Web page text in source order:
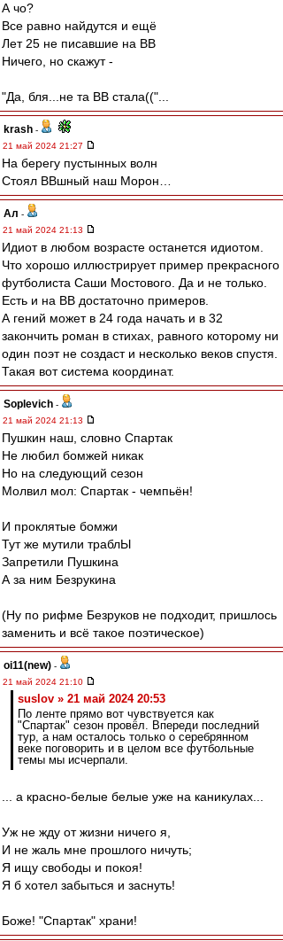
А чо?
Все равно найдутся и ещё
Лет 25 не писавшие на ВВ
Ничего, но скажут -
"Да, бля...не та ВВ стала(("...
krash -
21 май 2024 21:27
На берегу пустынных волн
Стоял ВВшный наш Морон…
Ал -
21 май 2024 21:13
Идиот в любом возрасте останется идиотом.
Что хорошо иллюстрирует пример прекрасного
футболиста Саши Мостового. Да и не только.
Есть и на ВВ достаточно примеров.
А гений может в 24 года начать и в 32
закончить роман в стихах, равного которому ни
один поэт не создаст и несколько веков спустя.
Такая вот система координат.
Soplevich -
21 май 2024 21:13
Пушкин наш, словно Спартак
Не любил бомжей никак
Но на следующий сезон
Молвил мол: Спартак - чемпьён!
И проклятые бомжи
Тут же мутили траблЫ
Запретили Пушкина
А за ним Безрукина
(Ну по рифме Безруков не подходит, пришлось
заменить и всё такое поэтическое)
oi11(new) -
21 май 2024 21:10
suslov » 21 май 2024 20:53
По ленте прямо вот чувствуется как
"Спартак" сезон провёл. Впереди последний
тур, а нам осталось только о серебрянном
веке поговорить и в целом все футбольные
темы мы исчерпали.
... а красно-белые белые уже на каникулах...
Уж не жду от жизни ничего я,
И не жаль мне прошлого ничуть;
Я ищу свободы и покоя!
Я б хотел забыться и заснуть!
Боже! "Спартак" храни!